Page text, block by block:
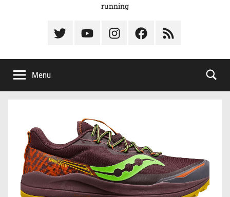
running
Élément
menu
Élément
menu
Élément
menu
Élément
menu
Élément
menu
Menu